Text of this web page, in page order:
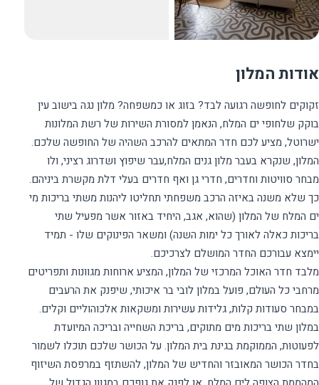
אודות המלון
זקוקים לחופשה רגועה לבד? בזוג או כמשפחה? מלון נגה בישוב עין
בוקק שלחופי ים המלח, הנאמן למסורת השירות של רשת המלונות
המלון, שנקרא בעבר מלון גנים המלח,עבר שיפוץ ושדרוג רציני, ולו
מבחר סוויטות וחדרים, חדרי גן ואף חדרים בעלי דלת מקשרת ביניהם.
כך שלא משנה באיזה הרכב משפחתי תחליטו ליהנות משתי בריכות מי
ים המלח של המלון (שהוא, אגב, היחיד באזור אשר מפעיל שתי
בריכות כאלה לאורך כל ימות השנה) ומשאר הפינוקים שלו - תמיד
מלבד חדר האוכל המרכזי של המלון, המציע ארוחות מגוונות ותפריטים
מרחבי כל העולם, פועל במלון לובי בר איכותי, שיפנק את הרעבים
במלון שתי בריכות מים מתוקים, בריכת השחייה ובריכה המיועדת
לפעוטות, הממוקמת בגינת בית המלון. על הכושר שלכם תוכלו לשמור
בחדר הכושר המאובזר והחדיש של המלון, להשתזף במרפסת השיזוף